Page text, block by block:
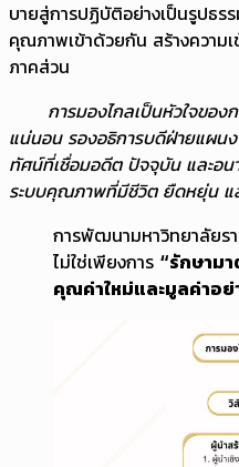
บายสู่การปฏิบัติอย่างเป็นรูปธร
คุณภาพเข้าด้วยกัน สร้างความเ
ภาคส่วน
การมองไกลเป็นหัวใจของก
แน่นอน รองอธิการบดีฝ่ายแผน
ทัศน์ที่เชื่อมอดีต ปัจจุบัน และอ
ระบบคุณภาพที่มีชีวิต ยืดหยุ่น แ
การพัฒนามหาวิทยาลัยร
ไม่ใช่เพียงการ “รักษาม
คุณค่าใหม่และมูลค่าอย่